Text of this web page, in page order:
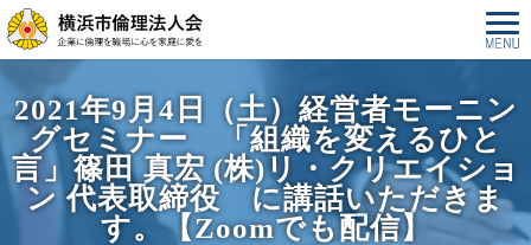
2021年9月4日（土）経営者モーニン
グセミナー 「組織を変えるひと
言」篠田 真宏 (株)リ・クリエイショ
ン 代表取締役 に講話いただきま
す。【Zoomでも配信】